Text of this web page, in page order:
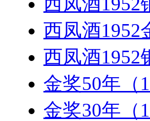
西凤酒1952
西凤酒1952
金奖50年（
金奖30年（